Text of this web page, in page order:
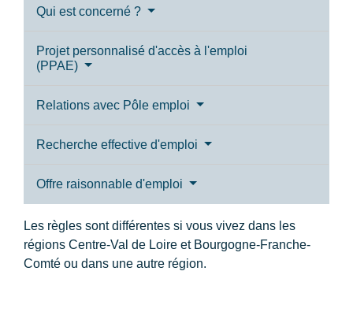
Qui est concerné ?
Projet personnalisé d'accès à l'emploi
(PPAE)
Relations avec Pôle emploi
Recherche effective d'emploi
Offre raisonnable d'emploi
Les règles sont différentes si vous vivez dans les
régions Centre-Val de Loire et Bourgogne-Franche-
Comté ou dans une autre région.